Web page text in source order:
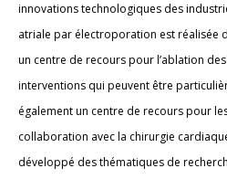
innovations technologiques des
atriale par électroporation est réalisée
un centre de recours pour l’ablation
interventions qui peuvent être
également un centre de recours pour
collaboration avec la chirurgie
développé des thématiques de